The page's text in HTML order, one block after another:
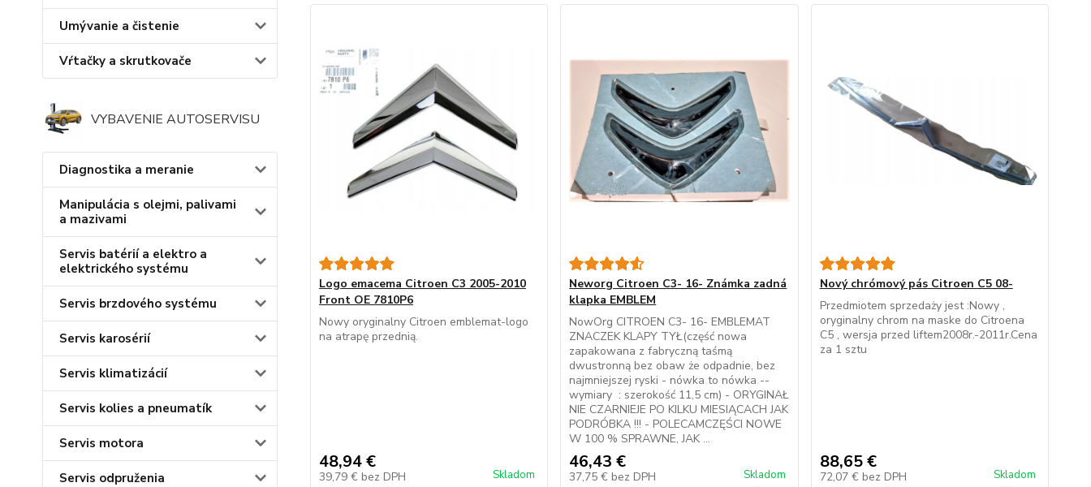
Umývanie a čistenie
Vŕtačky a skrutkovače
VYBAVENIE AUTOSERVISU
Diagnostika a meranie
Manipulácia s olejmi, palivami
a mazivami
Servis batérií a elektro a
elektrického systému
Servis brzdového systému
Servis karosérií
Servis klimatizácií
Servis kolies a pneumatík
Servis motora
Servis odpruženia
Logo emacema Citroen C3 2005-2010
Front OE 7810P6
Nowy oryginalny Citroen emblemat-logo
na atrapę przednią.
48,94 €
39,79 € bez DPH Skladom
Neworg Citroen C3- 16- Známka zadná
klapka EMBLEM
NowOrg CITROEN C3- 16- EMBLEMAT
ZNACZEK KLAPY TYŁ(część nowa
zapakowana z fabryczną taśmą
dwustronną bez obaw że odpadnie, bez
najmniejszej ryski - nówka to nówka --
wymiary : szerokość 11,5 cm) - ORYGINAŁ
NIE CZARNIEJE PO KILKU MIESIĄCACH JAK
PODRÓBKA !!! - POLECAMCZĘŚCI NOWE
W 100 % SPRAWNE, JAK ...
46,43 €
37,75 € bez DPH Skladom
Nový chrómový pás Citroen C5 08-
Przedmiotem sprzedaży jest :Nowy ,
oryginalny chrom na maske do Citroena
C5 , wersja przed liftem2008r.-2011r.Cena
za 1 sztu
88,65 €
72,07 € bez DPH Skladom